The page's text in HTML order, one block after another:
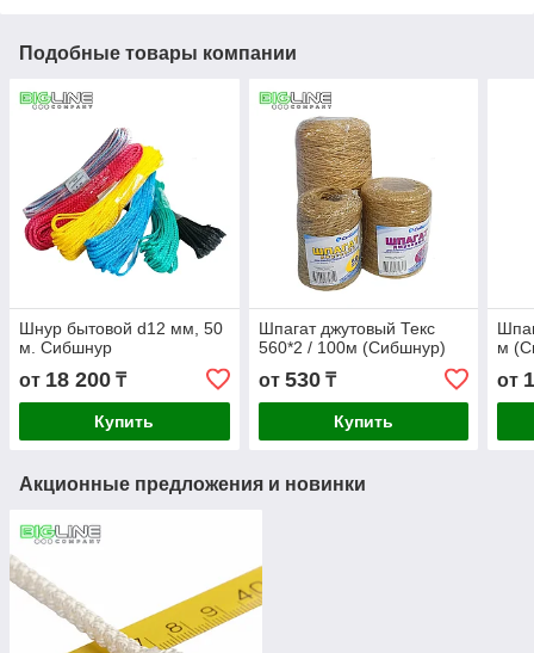
Подобные товары компании
Шнур бытовой d12 мм, 50
м. Сибшнур
от 18 200 ₸
Купить
Шпагат джутовый Текс
560*2 / 100м (Сибшнур)
от 530₸
Купить
м
от
Акционные предложения и новинки